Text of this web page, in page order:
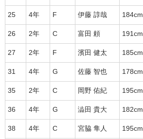
25 4年 F 伊藤 諄哉 184cm
26 2年 C 富田 頼 191cm
27 2年 F 濱田 健太 185cm
31 4年 G 佐藤 智也 178cm
35 2年 C 岡野 佑紀 195cm
36 4年 G 澁田 貴大 182cm
38 4年 C 宮脇 隼人 195cm